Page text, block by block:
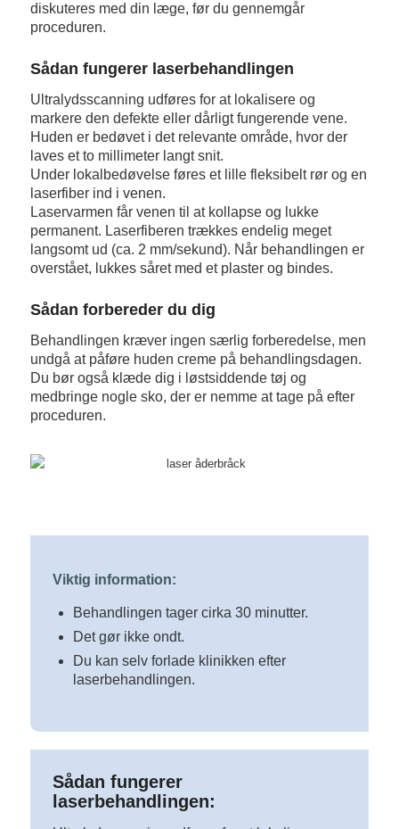
diskuteres med din læge, før du gennemgår
proceduren.
Sådan fungerer laserbehandlingen
Ultralydsscanning udføres for at lokalisere og
markere den defekte eller dårligt fungerende vene.
Huden er bedøvet i det relevante område, hvor der
laves et to millimeter langt snit.
Under lokalbedøvelse føres et lille fleksibelt rør og en
laserfiber ind i venen.
Laservarmen får venen til at kollapse og lukke
permanent. Laserfiberen trækkes endelig meget
langsomt ud (ca. 2 mm/sekund). Når behandlingen er
overstået, lukkes såret med et plaster og bindes.
Sådan forbereder du dig
Behandlingen kræver ingen særlig forberedelse, men
undgå at påføre huden creme på behandlingsdagen.
Du bør også klæde dig i løstsiddende tøj og
medbringe nogle sko, der er nemme at tage på efter
proceduren.
Viktig information:
Behandlingen tager cirka 30 minutter.
Det gør ikke ondt.
Du kan selv forlade klinikken efter
laserbehandlingen.
Sådan fungerer
laserbehandlingen: